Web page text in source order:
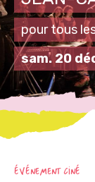
pour tous
sam. 20
ÉVÉNEMENT CINÉ